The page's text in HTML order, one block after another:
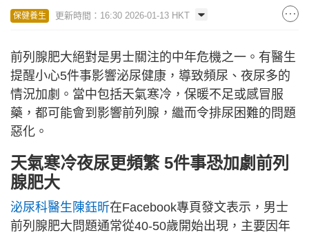
保健養生 更新時間：16:30 2026-01-13 HKT
前列腺肥大絕對是男士關注的中年危機之一。有醫生
提醒小心5件事影響泌尿健康，導致頻尿、夜尿多的
情況加劇。當中包括天氣寒冷，保暖不足或感冒服
藥，都可能會到影響前列腺，繼而令排尿困難的問題
惡化。
天氣寒冷夜尿更頻繁 5件事恐加劇前列
腺肥大
泌尿科醫生陳鈺昕在Facebook專頁發文表示，男士
前列腺肥大問題通常從40-50歲開始出現，主要因年